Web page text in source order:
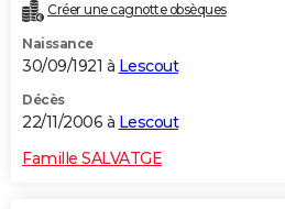
Créer une cagnotte obsèques
Naissance
30/09/1921 à Lescout
Décès
22/11/2006 à Lescout
Famille SALVATGE